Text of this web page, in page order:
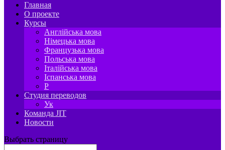
Главная
О проекте
Курсы
Англійська мова
Німецька мова
Французька мова
Польська мова
Італійська мова
Іспанська мова
P
Студия переводов
Ук
Команда JIT
Новости
Выбрать страницу